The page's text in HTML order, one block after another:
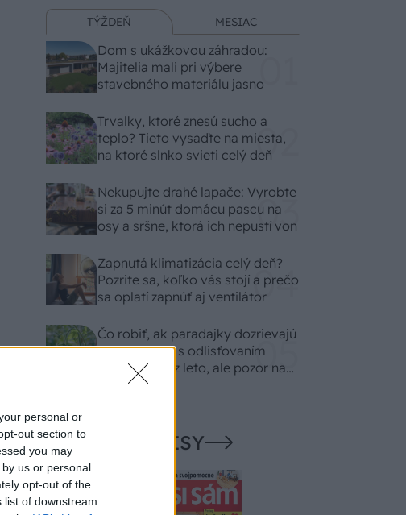
personal or
out section to
you may
us or personal
opt-out of the
list of downstream
TÝŽDEŇ MESIAC
Dom s ukážkovou záhradou:
Majitelia mali pri výbere
stavebného materiálu jasno
Trvalky, ktoré znesú sucho a
teplo? Tieto vysaďte na miesta,
na ktoré slnko svieti celý deň
Nekupujte drahé lapače: Vyrobte
si za 5 minút domácu pascu na
osy a sršne, ktorá ich nepustí von
Zapnutá klimatizácia celý deň?
Pozrite sa, koľko vás stojí a prečo
sa oplatí zapnúť aj ventilátor
Čo robiť, ak paradajky dozrievajú
pomaly? Trik s odlisťovaním
funguje aj cez leto, ale pozor na
chyby
NAŠE ČASOPISY